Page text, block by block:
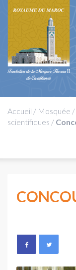
Accueil / Mosquée /
scientifiques /